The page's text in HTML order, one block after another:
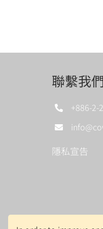
聯繫我們
+886-2-
隱私宣告